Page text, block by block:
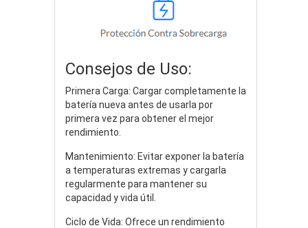
Consejos de Uso:
Primera Carga: Cargar completamente la
batería nueva antes de usarla por
primera vez para obtener el mejor
rendimiento.
Mantenimiento: Evitar exponer la batería
a temperaturas extremas y cargarla
regularmente para mantener su
capacidad y vida útil.
Ciclo de Vida: Ofrece un rendimiento